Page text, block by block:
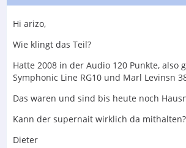
Hi arizo,
Wie klingt das Teil?
Hatte 2008 in der Audio 120 Punkte, also
Symphonic Line RG10 und Marl Levinsn
Das waren und sind bis heute noch
Kann der supernait wirklich da mithalten?
Dieter